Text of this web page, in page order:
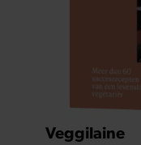
Veggilaine